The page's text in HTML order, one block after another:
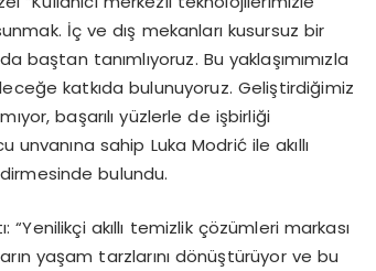
İç ve dış mekanları kusursuz bir
baştan tanımlıyoruz. Bu yaklaşımımızla
katkıda bulunuyoruz. Geliştirdiğimiz
başarılı yüzlerle de işbirliği
unvanına sahip Luka Modrić ile akıllı
bulundu.
“Yenilikçi akıllı temizlik çözümleri markası
yaşam tarzlarını dönüştürüyor ve bu